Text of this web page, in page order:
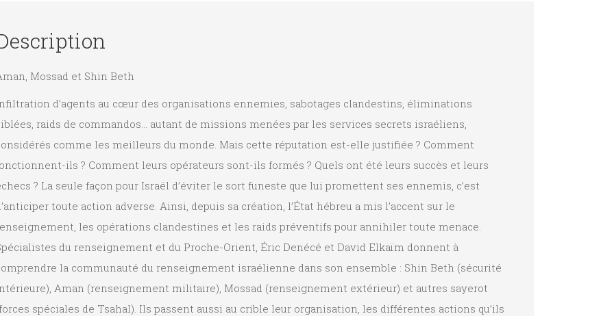
Mossad et Shin Beth
d’agents au cœur des organisations ennemies, sabotages clandestins, éliminations
raids de commandos… autant de missions menées par les services secrets israéliens,
comme les meilleurs du monde. Mais cette réputation est-elle justifiée ? Comment
ils ? Comment leurs opérateurs sont-ils formés ? Quels ont été leurs succès et leurs
? La seule façon pour Israël d’éviter le sort funeste que lui promettent ses ennemis, c’est
toute action adverse. Ainsi, depuis sa création, l’État hébreu a mis l’accent sur le
les opérations clandestines et les raids préventifs pour annihiler toute menace.
du renseignement et du Proche-Orient, Éric Denécé et David Elkaïm donnent à
la communauté du renseignement israélienne dans son ensemble : Shin Beth (sécurité
Aman (renseignement militaire), Mossad (renseignement extérieur) et autres sayerot
spéciales de Tsahal). Ils passent aussi au crible leur organisation, les différentes actions qu’ils